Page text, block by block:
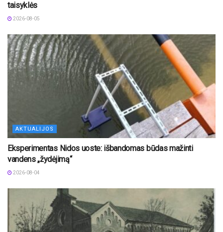
taisyklės
2026-08-05
AKTUALIJOS
Eksperimentas Nidos uoste: išbandomas būdas mažinti
vandens „žydėjimą“
2026-08-04